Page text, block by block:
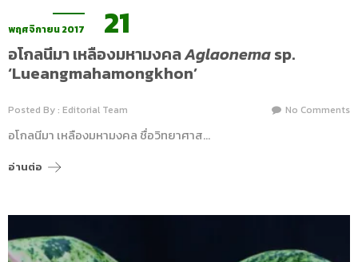
พฤศจิกายน 2017 21
อโกลนีมา เหลืองมหามงคลAglaonemasp.
‘Lueangmahamongkhon’
Posted By : Editorial Team No Comments
อโกลนีมา เหลืองมหามงคล ชื่อวิทยาศาส…
อ่านต่อ